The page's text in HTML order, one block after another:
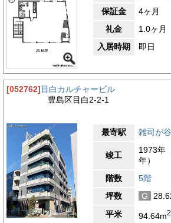
け取りなど、ビジネス上欠かせない郵送業
ます。さらに、宅配便の営業所や取次店も
や荷物の発送も容易です。日常業務のサポ
ンビニエンスストアが徒歩数分の範囲に点
食の購入はもちろん、コピーやFAX送信、
の支払いなどの多機能サービスを利用で
ス用品を取り扱う店舗も近隣にあり、急な
です。薬局やドラッグストアも複数あり
入、処方薬の受け取りも短時間で行えま
科、眼科などのクリニックも周辺に揃っ
チタイムには定食屋、そば・うどん店、ラ
ーカリーなど、多彩な選択肢からその日
利用できます。夕方以降には居酒屋やバ
業しており、懇親会や取引先との会食に
周辺には学習院大学や目白庭園といった文
り、落ち着きのある街並みが広がっていま
と、比較的静かな環境が両立していること
はの魅力です。このように、ゴム産業会館
業務支援施設から医療・飲食・自然環境ま
活の両面で高い利便性を誇る
保証金
4ヶ月
礼金
1.0ヶ月
入居時期
即日
[052762]目白カルチャービル
豊島区目白2-2-1
最寄駅 雑司が
竣工
1973年
年）
階数
5階
坪数
G
平米
94.64m2